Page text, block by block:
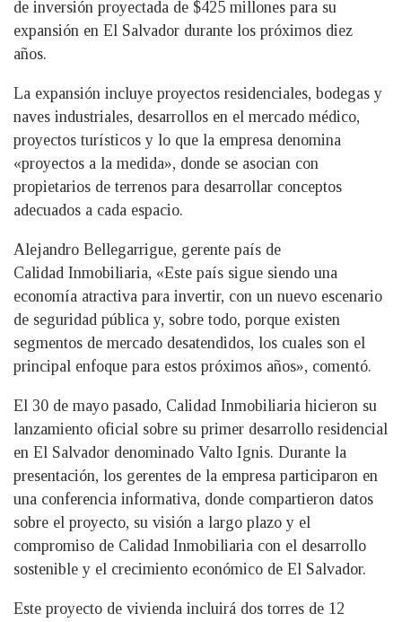
de inversión proyectada de $425 millones para su
expansión en El Salvador durante los próximos diez
años.
La expansión incluye proyectos residenciales, bodegas y
naves industriales, desarrollos en el mercado médico,
proyectos turísticos y lo que la empresa denomina
«proyectos a la medida», donde se asocian con
propietarios de terrenos para desarrollar conceptos
adecuados a cada espacio.
Alejandro Bellegarrigue, gerente país de
Calidad Inmobiliaria, «Este país sigue siendo una
economía atractiva para invertir, con un nuevo escenario
de seguridad pública y, sobre todo, porque existen
segmentos de mercado desatendidos, los cuales son el
principal enfoque para estos próximos años», comentó.
El 30 de mayo pasado, Calidad Inmobiliaria hicieron su
lanzamiento oficial sobre su primer desarrollo residencial
en El Salvador denominado Valto Ignis. Durante la
presentación, los gerentes de la empresa participaron en
una conferencia informativa, donde compartieron datos
sobre el proyecto, su visión a largo plazo y el
compromiso de Calidad Inmobiliaria con el desarrollo
sostenible y el crecimiento económico de El Salvador.
Este proyecto de vivienda incluirá dos torres de 12